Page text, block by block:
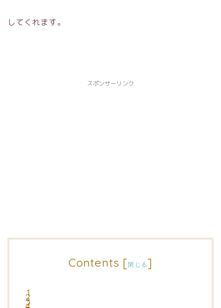
してくれます。
スポンサーリンク
Contents [閉じる]